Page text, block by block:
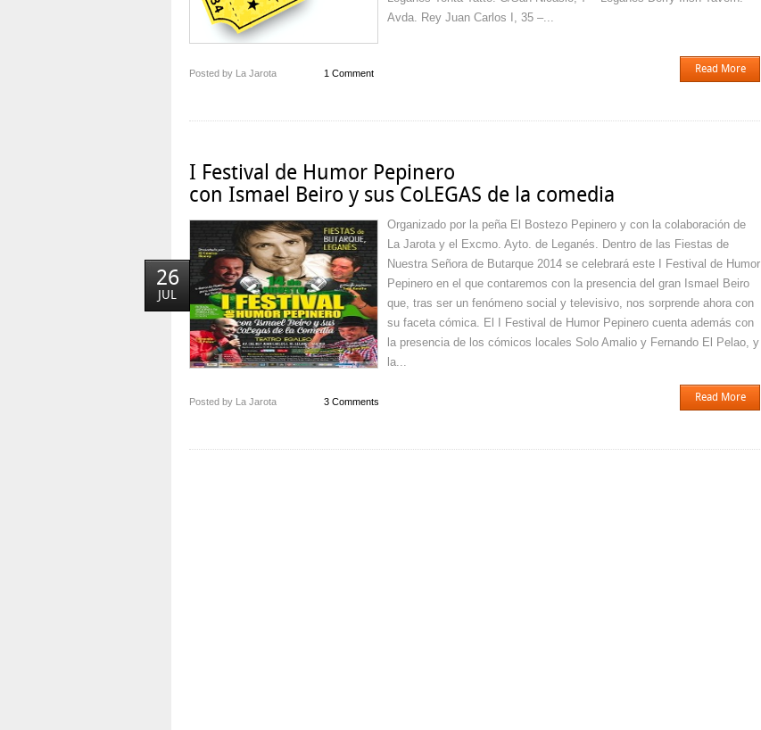
Avda. Rey Juan Carlos I, 35 –...
Posted by La Jarota 1 Comment Read More
I Festival de Humor Pepinero
con Ismael Beiro y sus CoLEGAS de la comedia
26
JUL
Organizado por la peña El Bostezo Pepinero y con la colaboración de
La Jarota y el Excmo. Ayto. de Leganés. Dentro de las Fiestas de
Nuestra Señora de Butarque 2014 se celebrará este I Festival de Humor
Pepinero en el que contaremos con la presencia del gran Ismael Beiro
que, tras ser un fenómeno social y televisivo, nos sorprende ahora con
su faceta cómica. El I Festival de Humor Pepinero cuenta además con
la presencia de los cómicos locales Solo Amalio y Fernando El Pelao, y
la...
Posted by La Jarota 3 Comments Read More